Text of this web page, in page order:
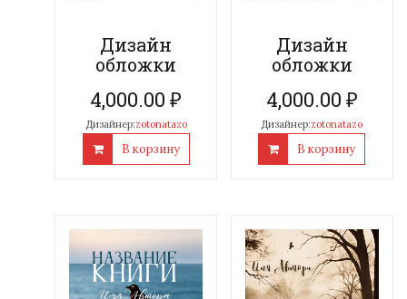
Дизайн
обложки
4,000.00₽
Дизайнер:zotonatazo
В корзину
Дизайн
обложки
4,000.00 ₽
Дизайнер:zotonatazo
В корзину